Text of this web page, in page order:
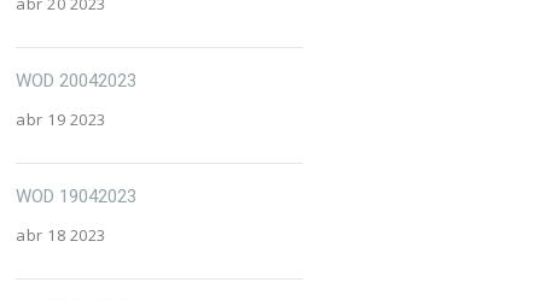
WOD 20042023
abr 19 2023
WOD 19042023
abr 18 2023